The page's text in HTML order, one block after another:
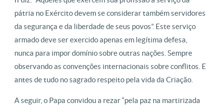
pátria no Exército devem se considerar também servidores
da segurança e da liberdade de seus povos”. Este serviço
armado deve ser exercido apenas em legítima defesa,
nunca para impor domínio sobre outras nações. Sempre
observando as convenções internacionais sobre conflitos. E
antes de tudo no sagrado respeito pela vida da Criação.
A seguir, o Papa convidou a rezar “pela paz na martirizada